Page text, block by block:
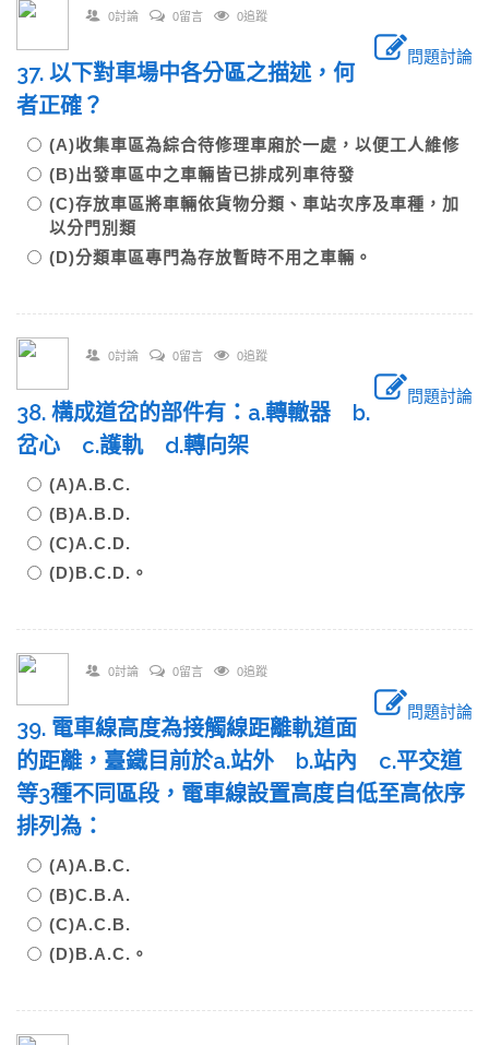
0討論 0留言 0追蹤
問題討論
37. 以下對車場中各分區之描述，何
者正確？
(A)收集車區為綜合待修理車廂於一處，以便工人維修
(B)出發車區中之車輛皆已排成列車待發
(C)存放車區將車輛依貨物分類、車站次序及車種，加
以分門別類
(D)分類車區專門為存放暫時不用之車輛。
0討論 0留言 0追蹤
問題討論
38. 構成道岔的部件有：a.轉轍器 b.
岔心 c.護軌 d.轉向架
(A)A.B.C.
(B)A.B.D.
(C)A.C.D.
(D)B.C.D.。
0討論 0留言 0追蹤
問題討論
39. 電車線高度為接觸線距離軌道面
的距離，臺鐵目前於a.站外 b.站內 c.平交道
等3種不同區段，電車線設置高度自低至高依序
排列為：
(A)A.B.C.
(B)C.B.A.
(C)A.C.B.
(D)B.A.C.。